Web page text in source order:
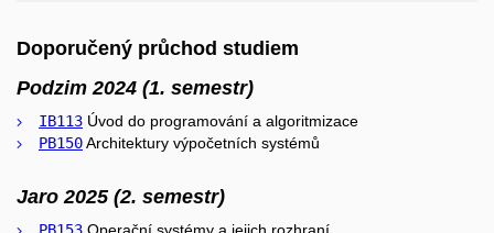
Doporučený průchod studiem
Podzim 2024 (1. semestr)
IB113 Úvod do programování a algoritmizace
PB150Architektury výpočetních systémů
Jaro 2025 (2. semestr)